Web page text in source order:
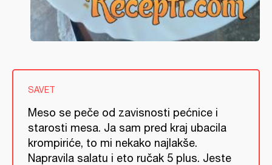
SAVET
Meso se peče od zavisnosti pećnice i
starosti mesa. Ja sam pred kraj ubacila
krompiriće, to mi nekako najlakše.
Napravila salatu i eto ručak 5 plus. Jeste